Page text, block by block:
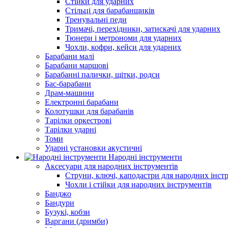
Стільці для барабанщиків
Тренувальні педи
Тримачі, перехідники, затискачі для ударних
Тюнери і метрономи для ударних
Чохли, кофри, кейси для ударних
Барабани малі
Барабани маршові
Барабанні палички, щітки, родси
Бас-барабани
Драм-машини
Електронні барабани
Колотушки для барабанів
Тарілки оркестрові
Тарілки ударні
Томи
Ударні установки акустичні
Народні інструменти
Аксесуари для народних інструментів
Струни, ключі, каподастри для народних
Чохли і стійки для народних інструментів
Банджо
Бандури
Бузукі, кобзи
Варгани (дримби)